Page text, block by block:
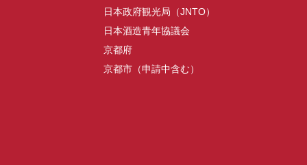
日本政府観光局（JNTO）
日本酒造青年協議会
京都府
京都市（申請中含む）